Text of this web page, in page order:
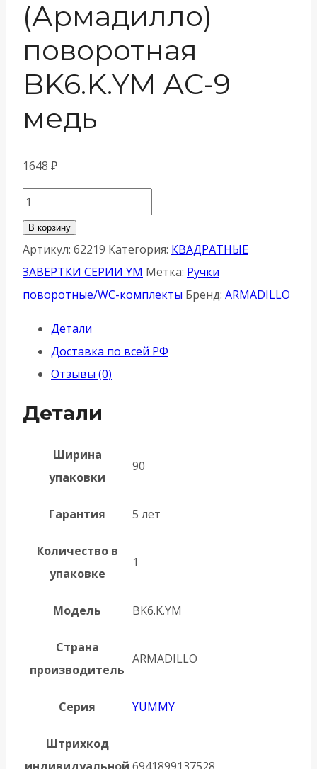
(Армадилло)
поворотная
BK6.K.YM AC-9
медь
1648 ₽
Количество
товара
Ручка
Armadillo
(Армадилло)
BK6.K.YM
AC-
медь
В корзину
Артикул: 62219 Категория: КВАДРАТНЫЕ
ЗАВЕРТКИ СЕРИИ YM Метка: Ручки
поворотные/WC-комплекты Бренд: ARMADILLO
Детали
Доставка по всей РФ
Отзывы (0)
Детали
Ширина
упаковки
90
Гарантия 5 лет
Количество в
упаковке
1
Модель BK6.K.YM
Страна
производитель
ARMADILLO
Серия YUMMY
Штрихкод